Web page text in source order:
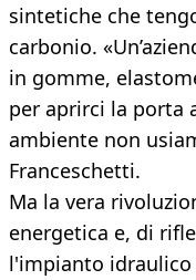
sintetiche che
carbonio.
in gomme,
per aprirci la porta
ambiente non
Franceschetti.
Ma la vera
energetica e, di
l'impianto idraulico